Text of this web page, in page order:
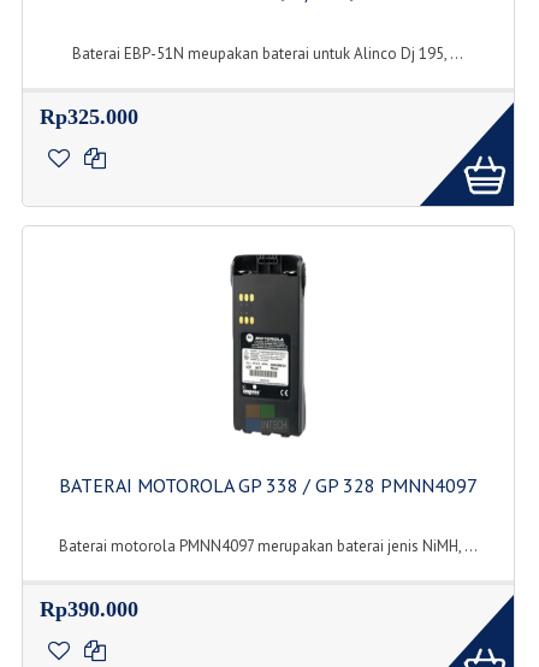
Baterai EBP-51N meupakan baterai untuk Alinco Dj 195, ...
Rp325.000
BATERAI MOTOROLA GP 338 / GP 328 PMNN4097
Baterai motorola PMNN4097 merupakan baterai jenis NiMH, ...
Rp390.000